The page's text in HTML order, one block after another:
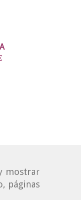
mostrar
páginas